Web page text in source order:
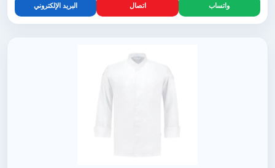
واتساب اتصال البريد الإلكتروني